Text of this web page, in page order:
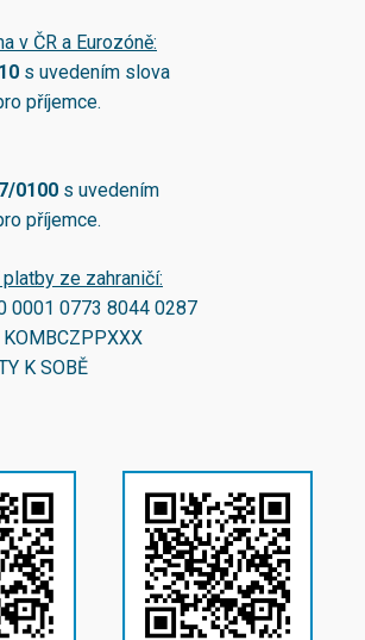
v ČR a Eurozóně:
s uvedením slova
příjemce.
0100 s uvedením
příjemce.
ze zahraničí:
0001 0773 8044 0287
KOMBCZPPXXX
K SOBĚ